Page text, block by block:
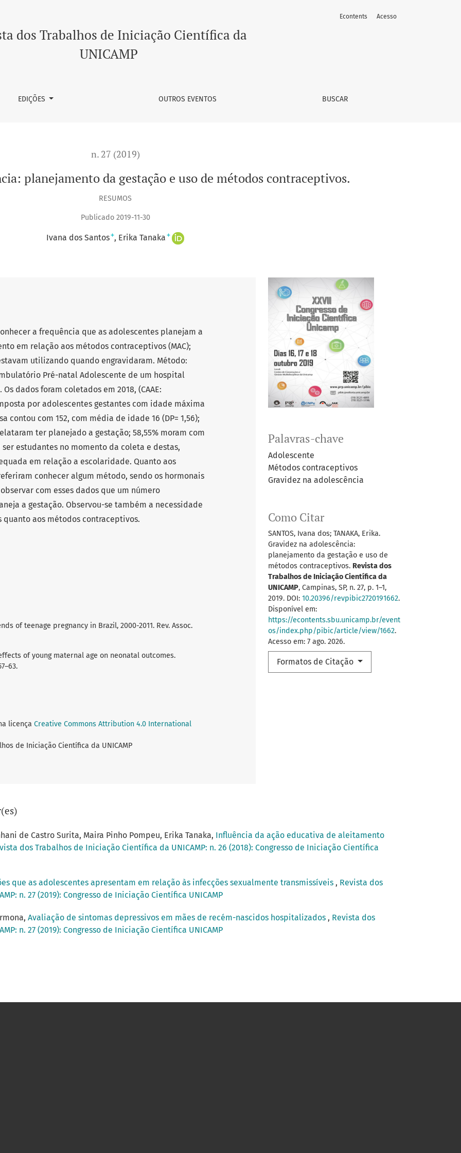
e uso de métodos contraceptivos.
dos Trabalhos de Iniciação Científica da
UNICAMP
EDIÇÕES OUTROS EVENTOS BUSCAR
Econtents Acesso
n. 27 (2019)
planejamento da gestação e uso de métodos contraceptivos.
RESUMOS
Publicado 2019-11-30
Ivana dos Santos+ Erika Tanaka +
Palavras-chave
Adolescente
Métodos contraceptivos
Gravidez na adolescência
Como Citar
SANTOS, Ivana dos; TANAKA, Erika.
Gravidez na adolescência:
planejamento da gestação e uso de
métodos contraceptivos. Revista dos
Trabalhos de Iniciação Científica da
UNICAMP, Campinas, SP, n. 27, p. 1–1,
2019. DOI: 10.20396/revpibic2720191662.
Disponível em:
https://econtents.sbu.unicamp.br/event
os/index.php/pibic/article/view/1662.
Acesso em: 7 ago. 2026.
Formatos de Citação
a frequência que as adolescentes planejam a
em relação aos métodos contraceptivos (MAC);
utilizando quando engravidaram. Método:
Pré-natal Adolescente de um hospital
dados foram coletados em 2018, (CAAE:
por adolescentes gestantes com idade máxima
contou com 152, com média de idade 16 (DP= 1,56);
ter planejado a gestação; 58,55% moram com
estudantes no momento da coleta e destas,
em relação a escolaridade. Quanto aos
conhecer algum método, sendo os hormonais
com esses dados que um número
a gestação. Observou-se também a necessidade
aos métodos contraceptivos.
of teenage pregnancy in Brazil, 2000-2011. Rev. Assoc.
of young maternal age on neonatal outcomes.
licença Creative Commons Attribution 4.0 International
de Iniciação Científica da UNICAMP
de Castro Surita, Maira Pinho Pompeu, Erika Tanaka, Influência da ação educativa de aleitamento
dos Trabalhos de Iniciação Científica da UNICAMP: n. 26 (2018): Congresso de Iniciação Científica
que as adolescentes apresentam em relação às infecções sexualmente transmissíveis , Revista dos
n. 27 (2019): Congresso de Iniciação Científica UNICAMP
Avaliação de sintomas depressivos em mães de recém-nascidos hospitalizados , Revista dos
n. 27 (2019): Congresso de Iniciação Científica UNICAMP